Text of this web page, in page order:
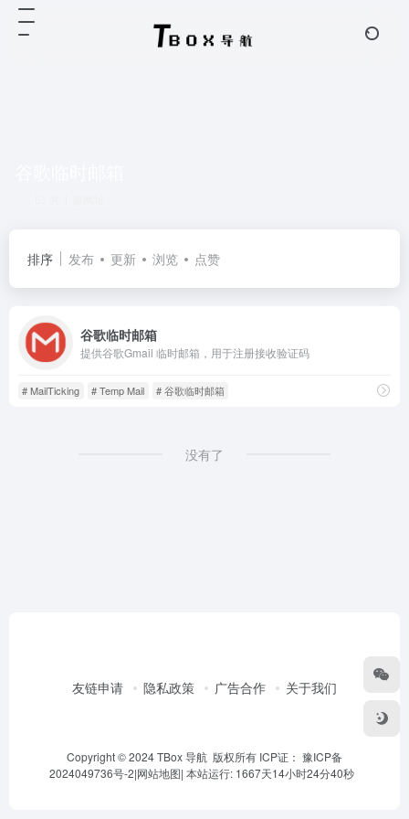
排序 发布 更新 浏览 点赞
谷歌临时邮箱
提供谷歌Gmail 临时邮箱，用于注册接收验证码
# MailTicking # Temp Mail # 谷歌临时邮箱
没有了
友链申请 隐私政策 广告合作 关于我们
Copyright © 2024 TBox 导航 版权所有 ICP证： 豫ICP备
2024049736号-2|网站地图| 本站运行: 1667天14小时24分40秒